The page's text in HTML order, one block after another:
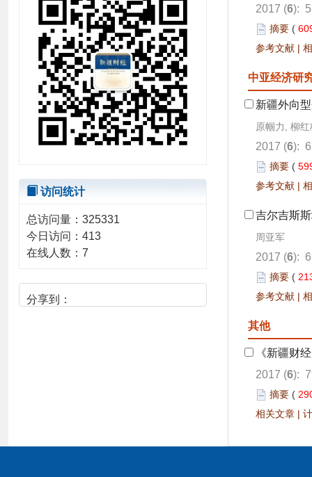
2017 (6):
摘要 (
参考文献 |
中亚经济研
新疆外向
原帼力, 柳红
2017 (6):
摘要 (
参考文献 |
吉尔吉斯
周亚军
2017 (6):
摘要 (
参考文献 |
其他
《新疆财
2017 (6):
摘要 (
相关文章 |
访问统计
总访问量： 325331
今日访问： 413
在线人数： 7
分享到：